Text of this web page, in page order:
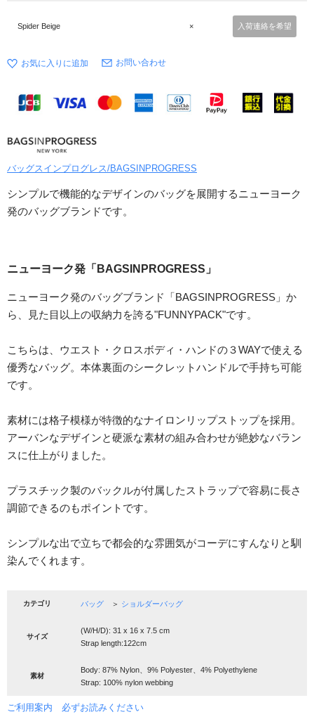
Spider Beige × 入荷連絡を希望
お問い合わせ
バッグスインプログレス/BAGSINPROGRESS
シンプルで機能的なデザインのバッグを展開するニューヨーク
発のバッグブランドです。
ニューヨーク発「BAGSINPROGRESS」
ニューヨーク発のバッグブランド「BAGSINPROGRESS」か
ら、見た目以上の収納力を誇る"FUNNYPACK"です。
こちらは、ウエスト・クロスボディ・ハンドの３WAYで使える
優秀なバッグ。本体裏面のシークレットハンドルで手持ち可能
です。
素材には格子模様が特徴的なナイロンリップストップを採用。
アーバンなデザインと硬派な素材の組み合わせが絶妙なバラン
スに仕上がりました。
プラスチック製のバックルが付属したストラップで容易に長さ
調節できるのもポイントです。
シンプルな出で立ちで都会的な雰囲気がコーデにすんなりと馴
染んでくれます。
カテゴリ バッグ ＞ ショルダーバッグ
サイズ
(W/H/D): 31 x 16 x 7.5 cm
Strap length:122cm
素材
Body: 87% Nylon、9% Polyester、4% Polyethylene
Strap: 100% nylon webbing
ご利用案内 必ずお読みください